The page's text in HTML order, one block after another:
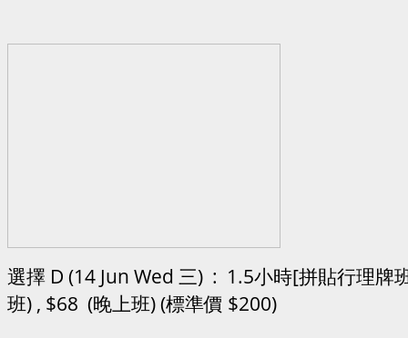
選擇 D (14 Jun Wed 三) : 1.5小時[拼貼行理牌
班) , $68 (晚上班) (標準價 $200)